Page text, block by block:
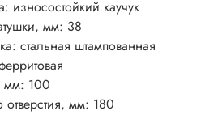
износостойкий каучук
мм: 38
стальная штампованная
мм: 100
мм: 180